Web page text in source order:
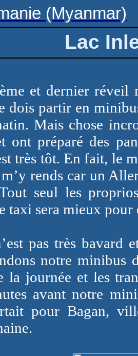
(Myanmar)
Lac
et dernier réveil
dois partir en
Mais chose
ont préparé des
très tôt. En fait, le
rends car un
seul les
taxi sera mieux
pas très bavard
notre
la journée et les
avant notre
pour Bagan,